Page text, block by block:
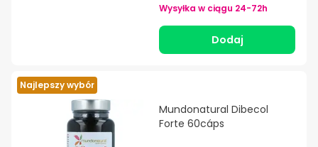
Wysyłka w ciągu 24-72h
Dodaj
Najlepszy wybór
Mundonatural Dibecol
Forte 60cáps